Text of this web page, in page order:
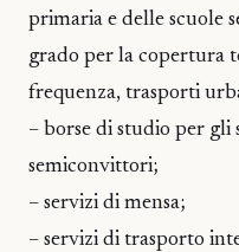
primaria e delle scuole
grado per la copertura
frequenza, trasporti
– borse di studio per
semiconvittori;
– servizi di mensa;
– servizi di trasporto